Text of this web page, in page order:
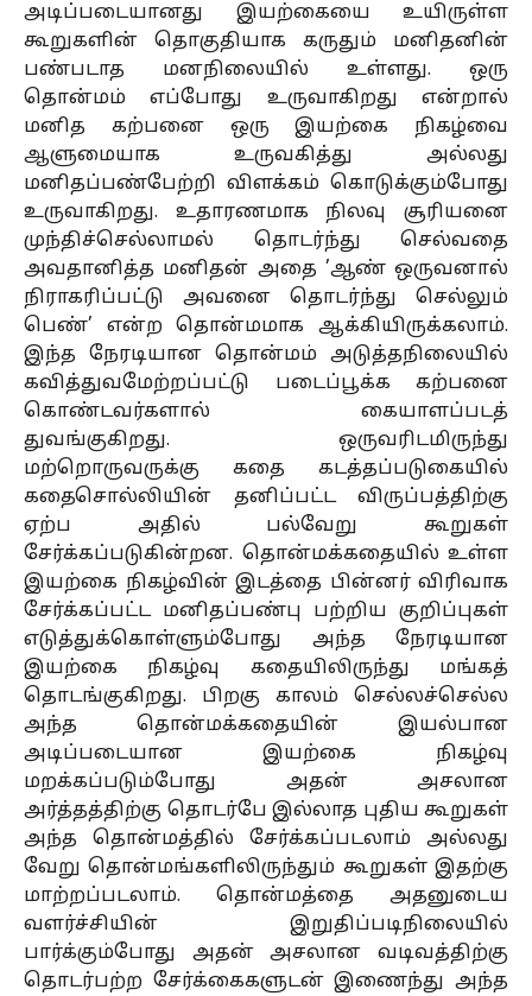
அடிப்படையானது இயற்கையை உயிருள்ள
கூறுகளின் தொகுதியாக கருதும் மனிதனின்
பண்படாத மனநிலையில் உள்ளது. ஒரு
தொன்மம் எப்போது உருவாகிறது என்றால்
மனித கற்பனை ஒரு இயற்கை நிகழ்வை
ஆளுமையாக உருவகித்து அல்லது
மனிதப்பண்பேற்றி விளக்கம் கொடுக்கும்போது
உருவாகிறது. உதாரணமாக நிலவு சூரியனை
முந்திச்செல்லாமல் தொடர்ந்து செல்வதை
அவதானித்த மனிதன் அதை ’ஆண் ஒருவனால்
நிராகரிப்பட்டு அவனை தொடர்ந்து செல்லும்
பெண்’ என்ற தொன்மமாக ஆக்கியிருக்கலாம்.
இந்த நேரடியான தொன்மம் அடுத்தநிலையில்
கவித்துவமேற்றப்பட்டு படைப்பூக்க கற்பனை
கொண்டவர்களால் கையாளப்படத்
துவங்குகிறது. ஒருவரிடமிருந்து
மற்றொருவருக்கு கதை கடத்தப்படுகையில்
கதைசொல்லியின் தனிப்பட்ட விருப்பத்திற்கு
ஏற்ப அதில் பல்வேறு கூறுகள்
சேர்க்கப்படுகின்றன. தொன்மக்கதையில் உள்ள
இயற்கை நிகழ்வின் இடத்தை பின்னர் விரிவாக
சேர்க்கப்பட்ட மனிதப்பண்பு பற்றிய குறிப்புகள்
எடுத்துக்கொள்ளும்போது அந்த நேரடியான
இயற்கை நிகழ்வு கதையிலிருந்து மங்கத்
தொடங்குகிறது. பிறகு காலம் செல்லச்செல்ல
அந்த தொன்மக்கதையின் இயல்பான
அடிப்படையான இயற்கை நிகழ்வு
மறக்கப்படும்போது அதன் அசலான
அர்த்தத்திற்கு தொடர்பே இல்லாத புதிய கூறுகள்
அந்த தொன்மத்தில் சேர்க்கப்படலாம் அல்லது
வேறு தொன்மங்களிலிருந்தும் கூறுகள் இதற்கு
மாற்றப்படலாம். தொன்மத்தை அதனுடைய
வளர்ச்சியின் இறுதிப்படிநிலையில்
பார்க்கும்போது அதன் அசலான வடிவத்திற்கு
தொடர்பற்ற சேர்க்கைகளுடன் இணைந்து அந்த